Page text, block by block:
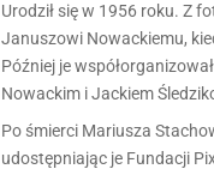
Urodził się w 1956 roku. Z
Januszowi Nowackiemu,
Później je
Nowackim i Jackiem
Po śmierci Mariusza
udostępniając je Fundacji